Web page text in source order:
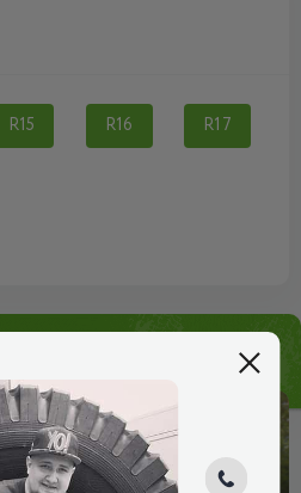
R15 R16 R17
px Всі статті